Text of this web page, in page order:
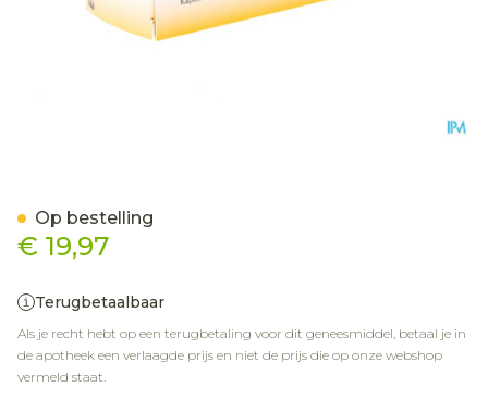
€ 19,97
Terugbetaalbaar
Als je recht hebt op een terugbetaling voor dit geneesmiddel, betaal je in
de apotheek een verlaagde prijs en niet de prijs die op onze webshop
vermeld staat.
Op bestelling